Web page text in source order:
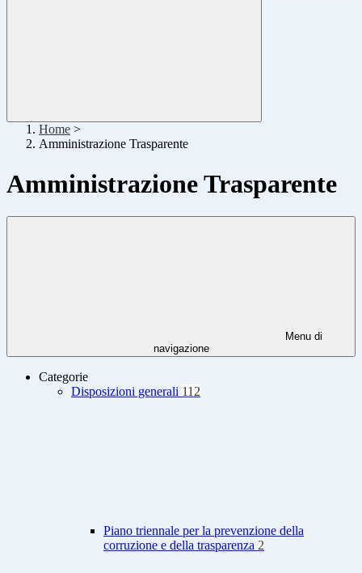
Home >
Amministrazione Trasparente
Amministrazione Trasparente
Menu di
navigazione
Categorie
Disposizioni generali 112
Piano triennale per la prevenzione della
corruzione e della trasparenza 2